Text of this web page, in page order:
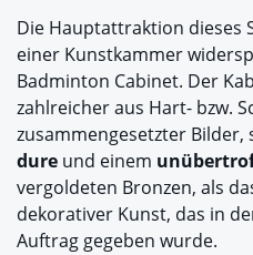
Die Hauptattraktion dieses
einer Kunstkammer
Badminton Cabinet. Der
zahlreicher aus Hart- bzw.
zusammengesetzter Bilder,
dure und einem
vergoldeten Bronzen, als
dekorativer Kunst, das in
Auftrag gegeben wurde.